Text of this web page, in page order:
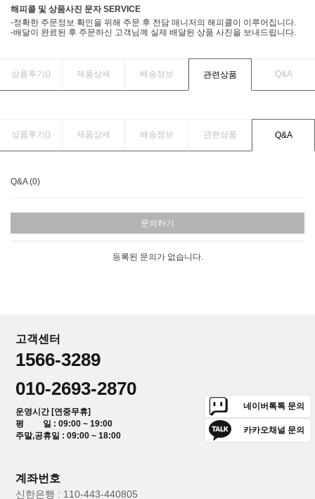
해피콜 및 상품사진 문자 SERVICE
-정확한 주문정보 확인을 위해 주문 후 전담 매니저의 해피콜이 이루어집니다.
-배달이 완료된 후 주문하신 고객님께 실제 배달된 상품 사진을 보내드립니다.
상품후기() 제품상세 배송정보 관련상품 Q&A
상품후기() 제품상세 배송정보 관련상품 Q&A
Q&A (0)
문의하기
등록된 문의가 없습니다.
고객센터
1566-3289
010-2693-2870
운영시간 [연중무휴]
평 일 : 09:00 ~ 19:00
주말,공휴일 : 09:00 ~ 18:00
네이버톡톡 문의
카카오채널 문의
계좌번호
신한은행 : 110-443-440805